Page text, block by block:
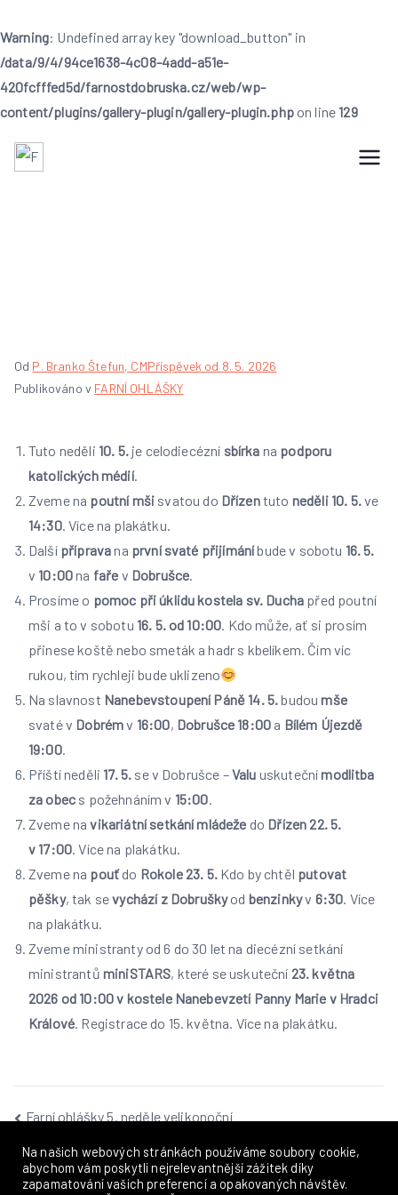
Warning: Undefined array key "download_button" in
/data/9/4/94ce1638-4c08-4add-a51e-
420fcfffed5d/farnostdobruska.cz/web/wp-
content/plugins/gallery-plugin/gallery-plugin.phpon line 129
Od P. Branko Štefun, CMPříspěvek od 8. 5. 2026
Publikováno v FARNÍ OHLÁŠKY
Tuto neděli 10. 5.je celodiecézní sbírka na podporu
katolických médií.
Zveme na poutní mši svatou do Dřízentuto neděli 10. 5.ve
14:30. Více na plakátku.
Další přípravana první svaté přijímáníbude v sobotu 16. 5.
v 10:00na faře v Dobrušce.
Prosíme o pomoc při úklidu kostela sv. Ducha před poutní
mši a to v sobotu 16. 5. od 10:00. Kdo může, ať si prosím
přinese koště nebo smeták a hadr s kbelíkem. Čím víc
rukou, tím rychleji bude uklizeno
Na slavnost Nanebevstoupení Páně 14. 5.budoumše
svaté v Dobrémv 16:00, Dobrušce 18:00 a Bílém Újezdě
19:00.
Příští neděli 17. 5. se v Dobrušce –Valu uskutečnímodlitba
za obec s požehnáním v 15:00.
Zveme navikariátní setkání mládeže do Dřízen22. 5.
v 17:00. Více na plakátku.
Zveme na pouťdo Rokole23. 5.Kdo by chtěl putovat
pěšky, tak sevychází z Dobruškyod benzinkyv 6:30. Více
na plakátku.
Zveme ministranty od 6 do 30 let na diecézní setkání
ministrantů miniSTARS, které se uskuteční 23. května
2026 od 10:00 v kostele Nanebevzetí Panny Marie v Hradci
Králové. Registrace do 15. května. Více na plakátku.
Navigace
pro
Farní ohlášky 5. neděle velikonoční
Farní ohlášky 7. neděle velikonoční
Na našich webových stránkách používáme soubory cookie,
abychom vám poskytli nejrelevantnější zážitek díky
zapamatování vašich preferencí a opakovaných návštěv.